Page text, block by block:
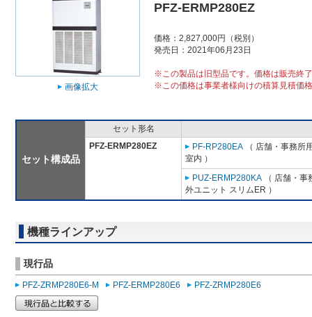
画像拡大
PFZ-ERMP280EZ
価格：2,827,000円（税別）
発売日：2021年06月23日
※この製品は旧型品です。価格は販売終
※この価格は事業者様向けの積算見積価
セット構成品
セット形名
PFZ-ERMP280EZ
PF-RP280EA （ 店舗・事務所
室内 ）
PUZ-ERMP280KA （ 店舗・
外ユニット スリムER ）
機種ラインアップ
現行品
PFZ-ZRMP280E6-M PFZ-ERMP280E6 PFZ-ZRMP280E6